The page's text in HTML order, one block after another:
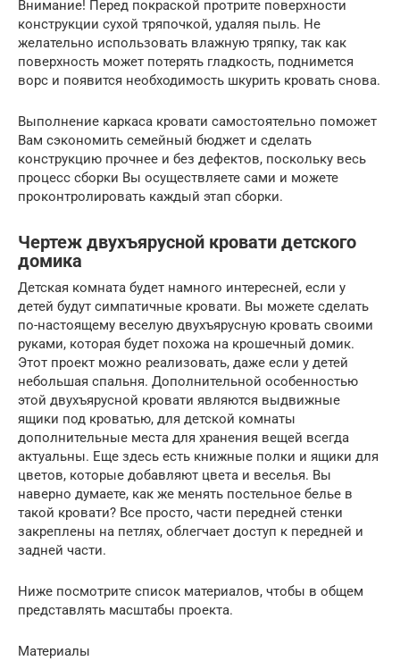
Внимание! Перед покраской протрите поверхности
конструкции сухой тряпочкой, удаляя пыль. Не
желательно использовать влажную тряпку, так как
поверхность может потерять гладкость, поднимется
ворс и появится необходимость шкурить кровать снова.
Выполнение каркаса кровати самостоятельно поможет
Вам сэкономить семейный бюджет и сделать
конструкцию прочнее и без дефектов, поскольку весь
процесс сборки Вы осуществляете сами и можете
проконтролировать каждый этап сборки.
Чертеж двухъярусной кровати детского
домика
Детская комната будет намного интересней, если у
детей будут симпатичные кровати. Вы можете сделать
по-настоящему веселую двухъярусную кровать своими
руками, которая будет похожа на крошечный домик.
Этот проект можно реализовать, даже если у детей
небольшая спальня. Дополнительной особенностью
этой двухъярусной кровати являются выдвижные
ящики под кроватью, для детской комнаты
дополнительные места для хранения вещей всегда
актуальны. Еще здесь есть книжные полки и ящики для
цветов, которые добавляют цвета и веселья. Вы
наверно думаете, как же менять постельное белье в
такой кровати? Все просто, части передней стенки
закреплены на петлях, облегчает доступ к передней и
задней части.
Ниже посмотрите список материалов, чтобы в общем
представлять масштабы проекта.
Материалы